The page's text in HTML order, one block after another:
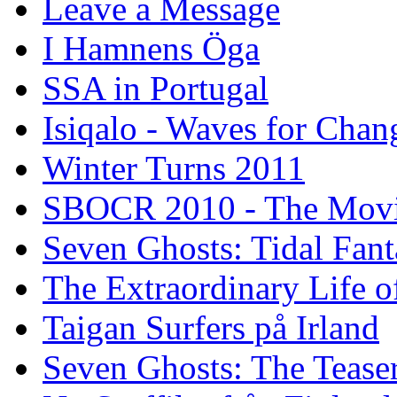
Leave a Message
I Hamnens Öga
SSA in Portugal
Isiqalo - Waves for
Winter Turns 2011
SBOCR 2010 - The
Seven Ghosts: Tidal
The Extraordinary Life
Taigan Surfers på Irland
Seven Ghosts: The